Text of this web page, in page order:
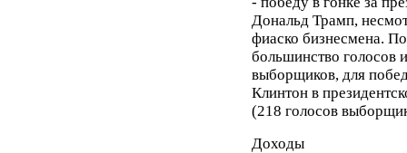
Дональд Трамп,
фиаско бизнесмена.
большинство голосов
выборщиков, для
Клинтон в
(218 голосов
Доходы